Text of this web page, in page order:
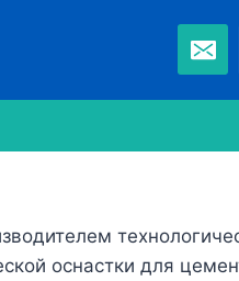
оснастки для